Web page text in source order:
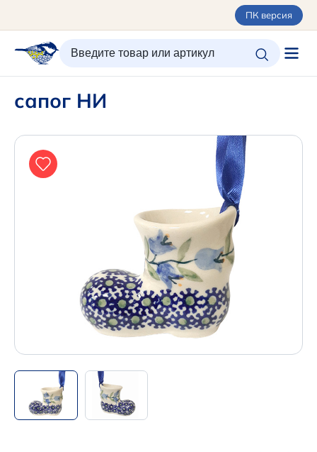
ПК версия
ИЗБРАННОЕ ВХОД/РЕГИСТРАЦИЯ КОРЗИНА
Орнаменты
О керамике
Оплата и доставка
Подарочные карты
SALE
Новинки
+7 (495) 680-44-95 /
+7 (495) 680-92-00
.
Написать нам в Телеграм
+7 (925) 294-91-85
,
сапог НИ